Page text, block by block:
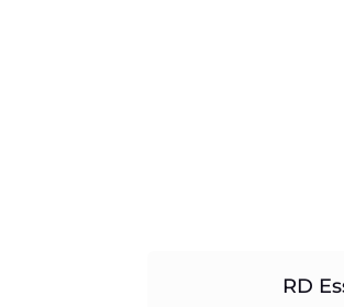
RD